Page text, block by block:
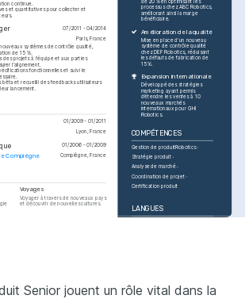
continue.
et quantitatives pour collecter et
07/2011 - 04/2014
Paris, France
systèmes de contrôle qualité,
de 15 %.
des projets à l’équipe et aux parties
l’alignement.
fonctionnelles et suivi le
bêta et recueilli des feedbacks utilisateurs
lancement.
01/2009 - 01/2011
Lyon, France
01/2006 - 01/2009
Compiègne Compiègne, France
Voyages
Voyager à travers de nouveaux pays
et découvrir de nouvelles cultures.
processus chez ABC Robotics,
améliorant ainsi la marge
bénéficiaire.
Amélioration de la qualité
Mise en place d'un nouveau
système de contrôle qualité
chez DEF Robotics, réduisant
les défauts de fabrication de
15 %.
Expansion internationale
Développé des stratégies
marketing ayant permis
d’étendre les ventes à 10
nouveaux marchés
internationaux pour GHI
Robotics.
COMPÉTENCES
Gestion de produitRobotics
Stratégie produit
Analyse de marché
Coordination de projet
Certification produit
LANGUES
Systems
Senior jouent un rôle vital dans la